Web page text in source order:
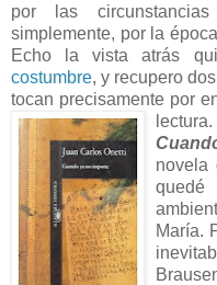
por las
simplemente, por la
Echo la vista atrás
costumbre, y recupero
tocan precisamente por
lectura.
novela
quedé
María.